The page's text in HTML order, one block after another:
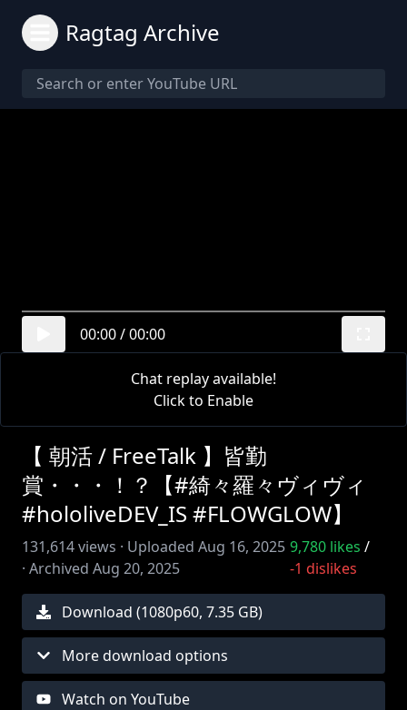
Ragtag Archive
00:00/00:00
Chat replay available!
Click to Enable
【 朝活 / FreeTalk 】皆勤
賞・・・！？【#綺々羅々ヴィヴィ
#hololiveDEV_IS #FLOWGLOW】
131,614views · Uploaded Aug 16, 2025
· Archived Aug 20, 2025
9,780 likes /
-1 dislikes
Download (1080p60, 7.35 GB)
More download options
Watch on YouTube